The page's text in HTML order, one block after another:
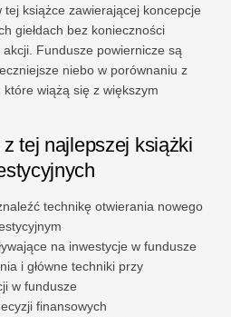
tej książce zawierającej koncepcje
giełdach bez konieczności
Fundusze powiernicze są
niebo w porównaniu z
które wiążą się z większym
tej najlepszej książki
technikę otwierania nowego
na inwestycje w fundusze
i główne techniki przy
w fundusze
finansowych